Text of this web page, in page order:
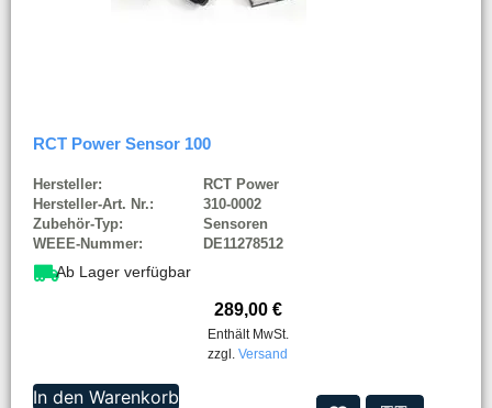
RCT Power Sensor 100
Hersteller:
RCT Power
Hersteller-Art. Nr.:
310-0002
Zubehör-Typ:
Sensoren
WEEE-Nummer:
DE11278512
Ab Lager verfügbar
289,00 €
Enthält MwSt.
zzgl. Versand
In den Warenkorb